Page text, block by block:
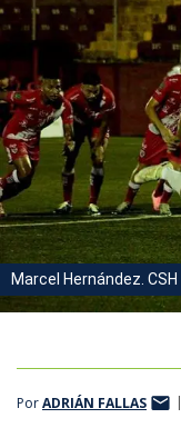
Marcel Hernández. CSH
PorADRIÁN FALLAS